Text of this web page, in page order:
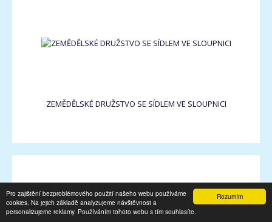
ZEMĚDĚLSKÉ DRUŽSTVO SE SÍDLEM VE SLOUPNICI
Rozumím
Pro zajištění bezproblémového použití našeho webu používáme
cookies. Na jejich základě analyzujeme návštěvnost a
personalizujeme reklamy. Používáním tohoto webu s tím souhlasíte.